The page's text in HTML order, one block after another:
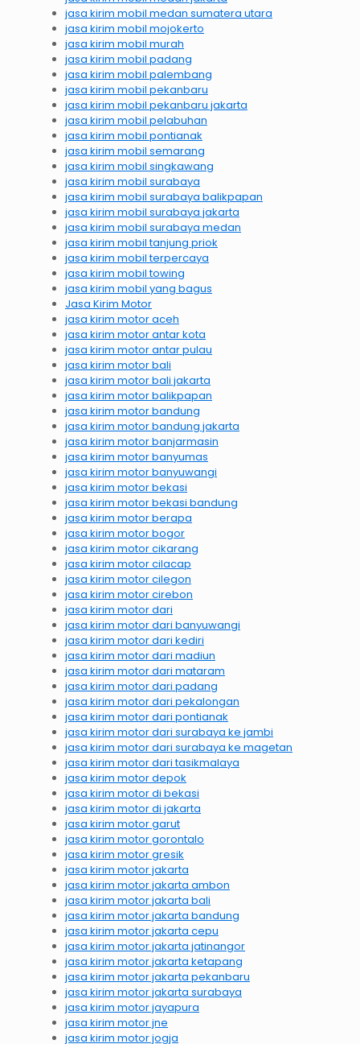
jasa kirim mobil medan sumatera utara
jasa kirim mobil mojokerto
jasa kirim mobil murah
jasa kirim mobil padang
jasa kirim mobil palembang
jasa kirim mobil pekanbaru
jasa kirim mobil pekanbaru jakarta
jasa kirim mobil pelabuhan
jasa kirim mobil pontianak
jasa kirim mobil semarang
jasa kirim mobil singkawang
jasa kirim mobil surabaya
jasa kirim mobil surabaya balikpapan
jasa kirim mobil surabaya jakarta
jasa kirim mobil surabaya medan
jasa kirim mobil tanjung priok
jasa kirim mobil terpercaya
jasa kirim mobil towing
jasa kirim mobil yang bagus
Jasa Kirim Motor
jasa kirim motor aceh
jasa kirim motor antar kota
jasa kirim motor antar pulau
jasa kirim motor bali
jasa kirim motor bali jakarta
jasa kirim motor balikpapan
jasa kirim motor bandung
jasa kirim motor bandung jakarta
jasa kirim motor banjarmasin
jasa kirim motor banyumas
jasa kirim motor banyuwangi
jasa kirim motor bekasi
jasa kirim motor bekasi bandung
jasa kirim motor berapa
jasa kirim motor bogor
jasa kirim motor cikarang
jasa kirim motor cilacap
jasa kirim motor cilegon
jasa kirim motor cirebon
jasa kirim motor dari
jasa kirim motor dari banyuwangi
jasa kirim motor dari kediri
jasa kirim motor dari madiun
jasa kirim motor dari mataram
jasa kirim motor dari padang
jasa kirim motor dari pekalongan
jasa kirim motor dari pontianak
jasa kirim motor dari surabaya ke jambi
jasa kirim motor dari surabaya ke magetan
jasa kirim motor dari tasikmalaya
jasa kirim motor depok
jasa kirim motor di bekasi
jasa kirim motor di jakarta
jasa kirim motor garut
jasa kirim motor gorontalo
jasa kirim motor gresik
jasa kirim motor jakarta
jasa kirim motor jakarta ambon
jasa kirim motor jakarta bali
jasa kirim motor jakarta bandung
jasa kirim motor jakarta cepu
jasa kirim motor jakarta jatinangor
jasa kirim motor jakarta ketapang
jasa kirim motor jakarta pekanbaru
jasa kirim motor jakarta surabaya
jasa kirim motor jayapura
jasa kirim motor jne
jasa kirim motor jogja